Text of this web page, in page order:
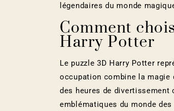
légendaires du monde
Comment
Harry Potter
Le puzzle 3D Harry Potter
occupation combine la
des heures de divertissement
emblématiques du monde